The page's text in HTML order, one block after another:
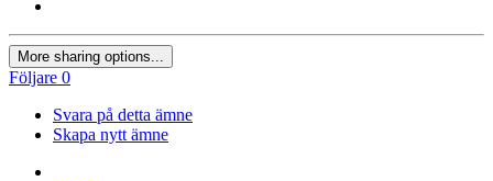
More sharing options...
Följare 0
Svara på detta ämne
Skapa nytt ämne